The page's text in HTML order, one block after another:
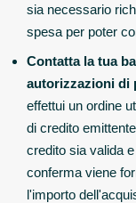
sia necessario
spesa per poter
Contatta la tua
autorizzazioni di
effettui un ordine
di credito
credito sia valida
conferma viene
l'importo